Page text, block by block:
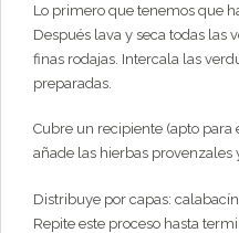
Lo primero que tenemos que
Después lava y seca todas las
finas rodajas. Intercala las
preparadas.
Cubre un recipiente (apto
añade las hierbas provenzales
Distribuye por capas:
Repite este proceso hasta